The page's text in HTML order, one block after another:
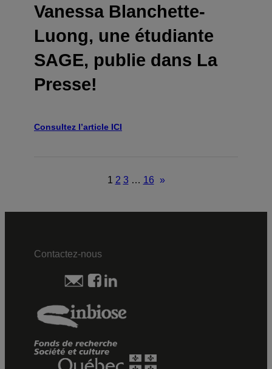
Vanessa Blanchette-
Luong, une étudiante
SAGE, publie dans La
Presse!
Consultez l’article ICI
1 2 3 … 16 »
Contactez-nous